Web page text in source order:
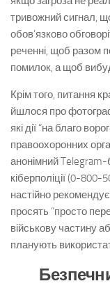
тривожний сигнал,
обов’язково
реченні, щоб разом
помилок, а щоб
Крім того, питання
йшлося про
які дії “на благо
правоохоронних
анонімний Telegram-
кіберполіції (0-
настійно
просять “просто
військову частину
планують